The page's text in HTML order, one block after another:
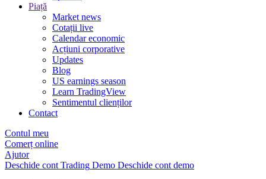
Piață
Market news
Cotații live
Calendar economic
Acțiuni corporative
Updates
Blog
US earnings season
Learn TradingView
Sentimentul clienților
Contact
Contul meu
Comerț online
Ajutor
Deschide cont Trading Demo Deschide cont demo